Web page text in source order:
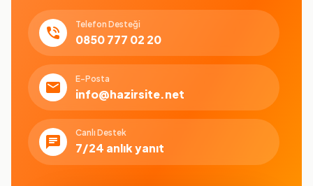
Telefon Desteği
0850 777 02 20
E-Posta
info@hazirsite.net
Canlı Destek
7/24 anlık yanıt